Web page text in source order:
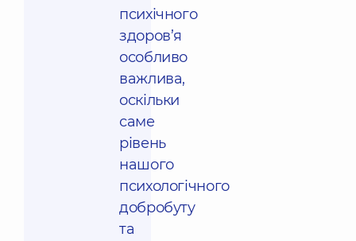
психічного
здоров’я
особливо
важлива,
оскільки
саме
рівень
нашого
психологічного
добробуту
та